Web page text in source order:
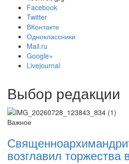
Онлайн трансляции
12 сентября 2015
12 сентября 2015
12 сентября 2015Название
12 сентября 2015 Название
12 сентября 2015Название
12 сентября 2015
Перейти к архиву
Facebook
Twitter
ВКонтакте
Одноклассники
Mail.ru
Google+
Livejournal
Выбор редакции
Важное
возглавил торжества